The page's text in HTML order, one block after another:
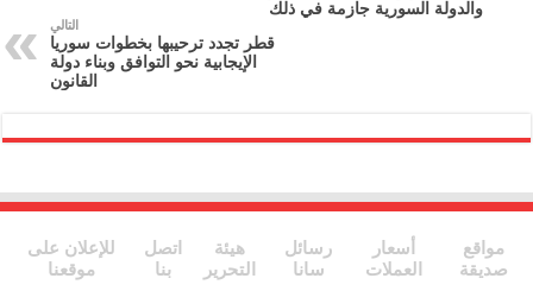
o
m
والدولة السورية جازمة في ذلك
التالي
قطر تجدد ترحيبها بخطوات سوريا
الإيجابية نحو التوافق وبناء دولة
القانون
مواقع
صديقة
أسعار
العملات
رسائل
سانا
هيئة
التحرير
اتصل
بنا
للإعلان على
موقعنا